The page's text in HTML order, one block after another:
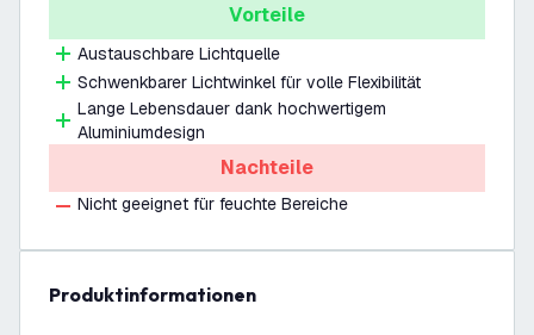
Vorteile
Austauschbare Lichtquelle
Schwenkbarer Lichtwinkel für volle Flexibilität
Lange Lebensdauer dank hochwertigem
Aluminiumdesign
Nachteile
Nicht geeignet für feuchte Bereiche
Produktinformationen